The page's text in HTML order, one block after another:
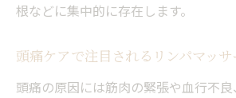
根などに集中的に存在します。
頭痛ケアで注目されるリンパマッサ
頭痛の原因には筋肉の緊張や血行不